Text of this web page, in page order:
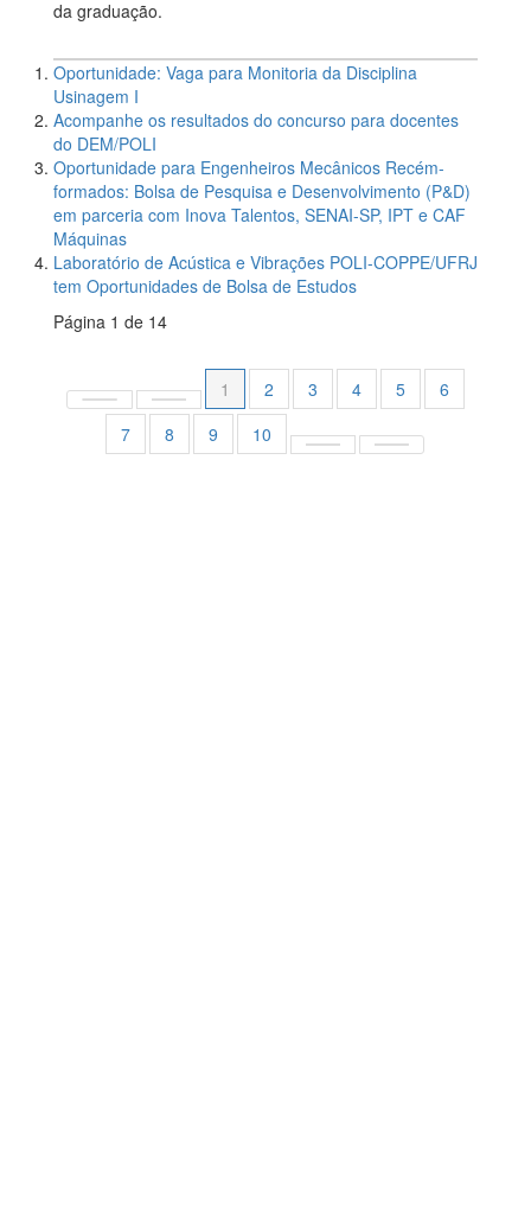
da graduação.
Oportunidade: Vaga para Monitoria da Disciplina
Usinagem I
Acompanhe os resultados do concurso para docentes
do DEM/POLI
Oportunidade para Engenheiros Mecânicos Recém-
formados: Bolsa de Pesquisa e Desenvolvimento (P&D)
em parceria com Inova Talentos, SENAI-SP, IPT e CAF
Máquinas
Laboratório de Acústica e Vibrações POLI-COPPE/UFRJ
tem Oportunidades de Bolsa de Estudos
Página 1 de 14
1 2 3 4 5
6
7
8 9 10